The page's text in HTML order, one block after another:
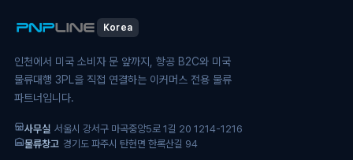
Korea
인천에서 미국 소비자 문 앞까지, 항공 B2C와 미국
물류대행 3PL을 직접 연결하는 이커머스 전용 물류
파트너입니다.
사무실 서울시 강서구 마곡중앙5로 1길 20 1214-1216
물류창고 경기도 파주시 탄현면 한록산길 94